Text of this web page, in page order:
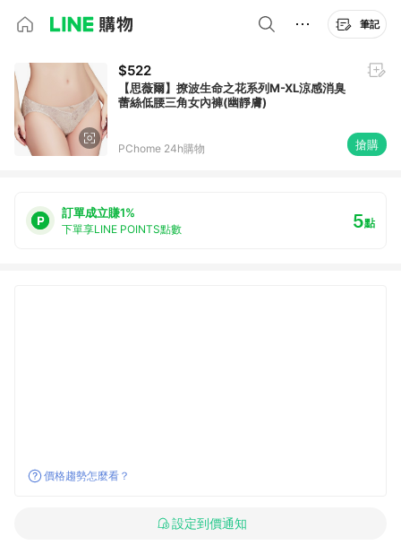
筆記
$522
【思薇爾】撩波生命之花系列M-XL涼感消臭
蕾絲低腰三角女內褲(幽靜膚)
PChome 24h購物 搶購
訂單成立賺1%
下單享LINE POINTS點數 5點
價格趨勢怎麼看？
設定到價通知